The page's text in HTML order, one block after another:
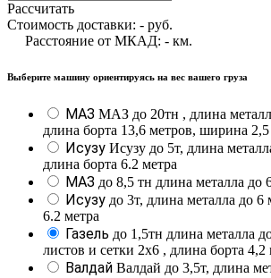
Рассчитать
Стоимость доставки: - руб.
Расстояние от МКАД: - км.
Выберите машину ориентируясь на вес вашего груза
МАЗ МАЗ до 20тн , длина
длина борта 13,6 метров, ширина 2,5
Исузу Исузу до 5т, длина
длина борта 6.2 метра
МАЗ до 8,5 тн длина металла до
Исузу до 3т, длина металла до 6
6.2 метра
Газель до 1,5тн длина металла
листов и сетки 2х6 , длина борта 4,2
Валдай Валдай до 3,5т, длина